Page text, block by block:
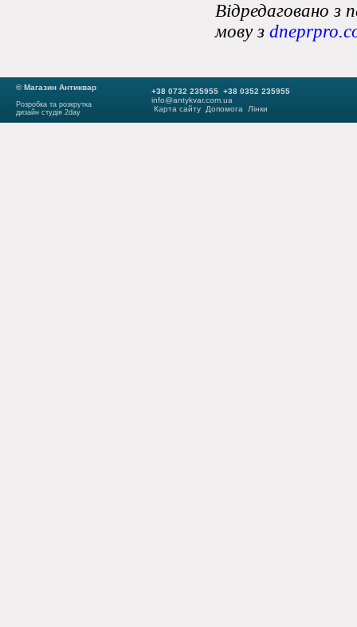
Відредаговано з
мову з
© Магазин Антиквар
Розробка та розкрутка
дизайн студія 2day
+38 0732 235955 +38 0352 235955
info@antykvar.com.ua
Карта сайту
Допомога Лінки